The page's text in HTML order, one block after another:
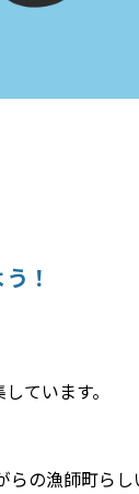
！
ています。
らの漁師町らし